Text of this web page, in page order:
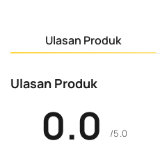
Ulasan Produk
Ulasan Produk
0.0 /5.0